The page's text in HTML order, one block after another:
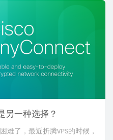
另一种选择？
难了，最近折腾VPS的时候，